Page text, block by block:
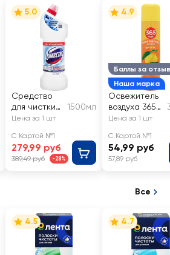
5.0
Средство
для чистки
унитаза
Ультра
белый
1500мл
Цена за 1 шт
С Картой №1
279,99 руб
389,49 руб -28%
Баллы за отзыв
Наша марка
4.9
Освежитель
воздуха 365
ДНЕЙ Цитрус
Цена за 1 шт
С Картой №1
54,99 руб
57,89 руб
Все
4.5 4.7